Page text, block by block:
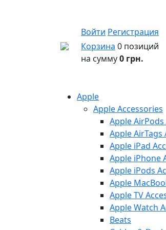
Войти Регистрация
Корзина 0 позиций
на сумму0 грн.
Apple
Apple Accessories
Apple
Apple AirTags
Apple iPad
Apple iPhone
Apple iPods
Apple
Apple TV
Apple Watch
Beats